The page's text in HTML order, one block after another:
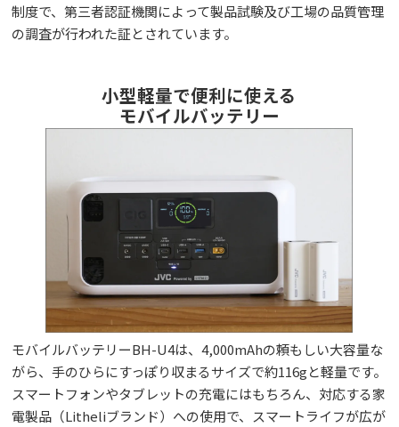
制度で、第三者認証機関によって製品試験及び工場の品質管理
の調査が行われた証とされています。
小型軽量で便利に使える
モバイルバッテリー
モバイルバッテリーBH-U4は、4,000mAhの頼もしい大容量な
がら、手のひらにすっぽり収まるサイズで約116gと軽量です。
スマートフォンやタブレットの充電にはもちろん、対応する家
電製品（Litheliブランド）への使用で、スマートライフが広が